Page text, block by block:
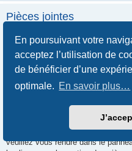
En poursuivant votre
acceptez l’utilisation de
de bénéficier d’une
optimale. En savoir plus…
Pièces jointes
Quelles pièces jointes sont
Chaque administrateur peut
jointes. Si vous n’êtes pas
nous vous invitons à contacter un
Comment puis-je retrouver
Pour retrouver la liste des pièces
veuillez vous rendre dans le